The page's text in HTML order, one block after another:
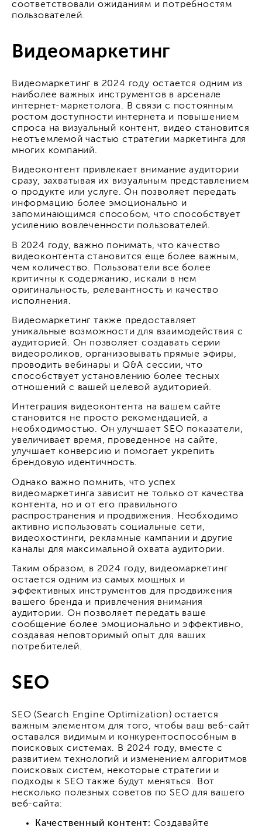
соответствовали ожиданиям и потребностям
пользователей.
Видеомаркетинг
Видеомаркетинг в 2024 году остается одним из
наиболее важных инструментов в арсенале
интернет-маркетолога. В связи с постоянным
ростом доступности интернета и повышением
спроса на визуальный контент, видео становится
неотъемлемой частью стратегии маркетинга для
многих компаний.
Видеоконтент привлекает внимание аудитории
сразу, захватывая их визуальным представлением
о продукте или услуге. Он позволяет передать
информацию более эмоционально и
запоминающимся способом, что способствует
усилению вовлеченности пользователей.
В 2024 году, важно понимать, что качество
видеоконтента становится еще более важным,
чем количество. Пользователи все более
критичны к содержанию, искали в нем
оригинальность, релевантность и качество
исполнения.
Видеомаркетинг также предоставляет
уникальные возможности для взаимодействия с
аудиторией. Он позволяет создавать серии
видеороликов, организовывать прямые эфиры,
проводить вебинары и Q&A сессии, что
способствует установлению более тесных
отношений с вашей целевой аудиторией.
Интеграция видеоконтента на вашем сайте
становится не просто рекомендацией, а
необходимостью. Он улучшает SEO показатели,
увеличивает время, проведенное на сайте,
улучшает конверсию и помогает укрепить
брендовую идентичность.
Однако важно помнить, что успех
видеомаркетинга зависит не только от качества
контента, но и от его правильного
распространения и продвижения. Необходимо
активно использовать социальные сети,
видеохостинги, рекламные кампании и другие
каналы для максимальной охвата аудитории.
Таким образом, в 2024 году, видеомаркетинг
остается одним из самых мощных и
эффективных инструментов для продвижения
вашего бренда и привлечения внимания
аудитории. Он позволяет передать ваше
сообщение более эмоционально и эффективно,
создавая неповторимый опыт для ваших
потребителей.
SEO
SEO (Search Engine Optimization) остается
важным элементом для того, чтобы ваш веб-сайт
оставался видимым и конкурентоспособным в
поисковых системах. В 2024 году, вместе с
развитием технологий и изменением алгоритмов
поисковых систем, некоторые стратегии и
подходы к SEO также будут меняться. Вот
несколько полезных советов по SEO для вашего
веб-сайта:
Качественный контент: Создавайте